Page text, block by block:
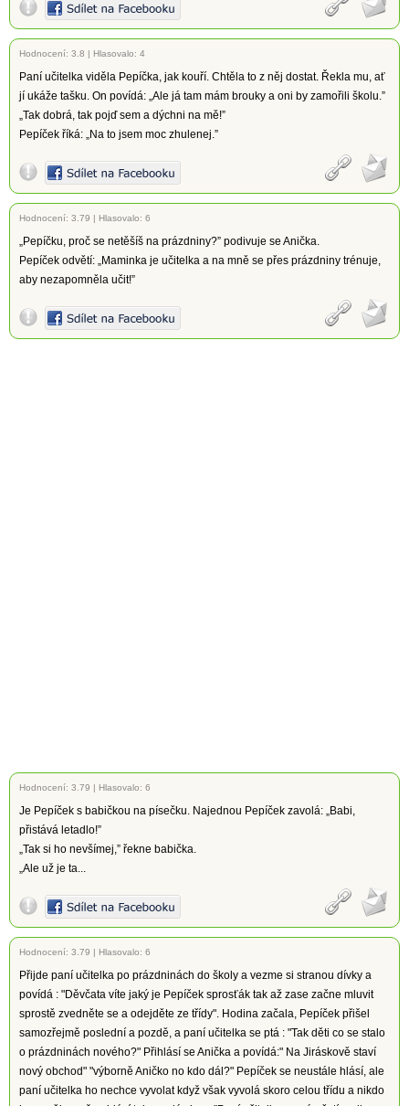
Hodnocení: 3.8 | Hlasovalo: 4
Paní učitelka viděla Pepíčka, jak kouří. Chtěla to z něj dostat. Řekla mu, ať
jí ukáže tašku. On povídá: „Ale já tam mám brouky a oni by zamořili školu.”
„Tak dobrá, tak pojď sem a dýchni na mě!”
Pepíček říká: „Na to jsem moc zhulenej.”
Hodnocení: 3.79 | Hlasovalo: 6
„Pepíčku, proč se netěšíš na prázdniny?” podivuje se Anička.
Pepíček odvětí: „Maminka je učitelka a na mně se přes prázdniny trénuje,
aby nezapomněla učit!”
Hodnocení: 3.79 | Hlasovalo: 6
Je Pepíček s babičkou na písečku. Najednou Pepíček zavolá: „Babi,
přistává letadlo!”
„Tak si ho nevšímej,” řekne babička.
„Ale už je ta...
Hodnocení: 3.79 | Hlasovalo: 6
Přijde paní učitelka po prázdninách do školy a vezme si stranou dívky a
povídá : "Děvčata víte jaký je Pepíček sprosťák tak až zase začne mluvit
sprostě zvedněte se a odejděte ze třídy". Hodina začala, Pepíček přišel
samozřejmě poslední a pozdě, a paní učitelka se ptá : "Tak děti co se stalo
o prázdninách nového?" Přihlásí se Anička a povídá:" Na Jiráskově staví
nový obchod" "výborně Aničko no kdo dál?" Pepíček se neustále hlásí, ale
paní učitelka ho nechce vyvolat když však vyvolá skoro celou třídu a nikdo